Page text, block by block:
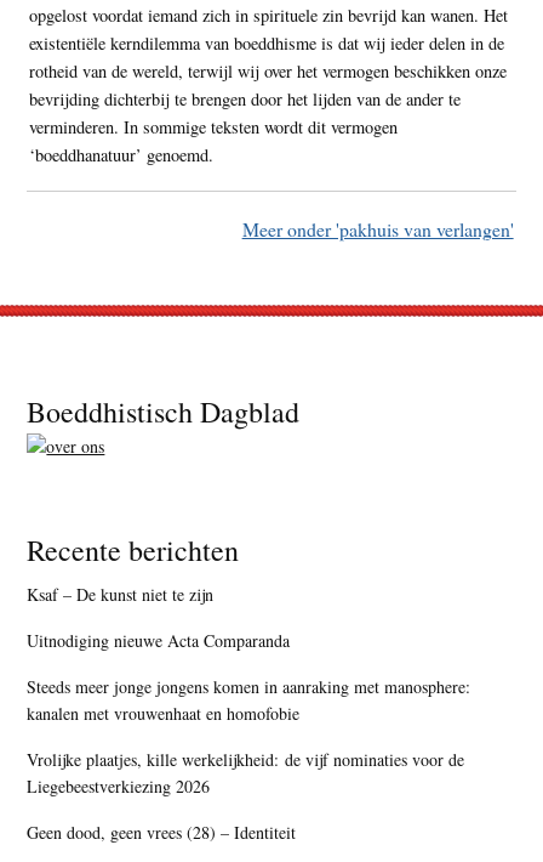
opgelost voordat iemand zich in spirituele zin bevrijd kan wanen. Het
existentiële kerndilemma van boeddhisme is dat wij ieder delen in de
rotheid van de wereld, terwijl wij over het vermogen beschikken onze
bevrijding dichterbij te brengen door het lijden van de ander te
verminderen. In sommige teksten wordt dit vermogen
‘boeddhanatuur’ genoemd.
Meer onder 'pakhuis van verlangen'
Footer
Boeddhistisch Dagblad
Recente berichten
Ksaf – De kunst niet te zijn
Uitnodiging nieuwe Acta Comparanda
Steeds meer jonge jongens komen in aanraking met manosphere:
kanalen met vrouwenhaat en homofobie
Vrolijke plaatjes, kille werkelijkheid: de vijf nominaties voor de
Liegebeestverkiezing 2026
Geen dood, geen vrees (28) – Identiteit